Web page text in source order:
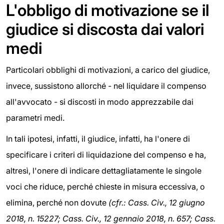
L'obbligo di motivazione se il
giudice si discosta dai valori
medi
Particolari obblighi di motivazioni, a carico del giudice,
invece, sussistono allorché - nel liquidare il compenso
all'avvocato - si discosti in modo apprezzabile dai
parametri medi.
In tali ipotesi, infatti, il giudice, infatti, ha l'onere di
specificare i criteri di liquidazione del compenso e ha,
altresì, l'onere di indicare dettagliatamente le singole
voci che riduce, perché chieste in misura eccessiva, o
elimina, perché non dovute (cfr.: Cass. Civ., 12 giugno
2018, n. 15227; Cass. Civ., 12 gennaio 2018, n. 657; Cass.